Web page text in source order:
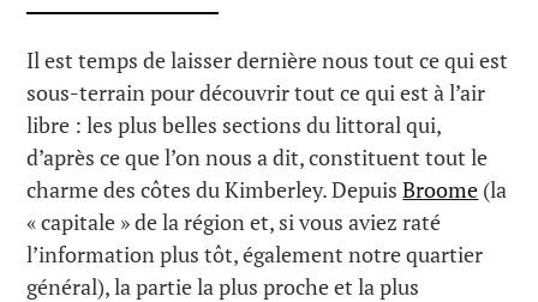
Il est temps de laisser dernière nous tout ce qui est
sous-terrain pour découvrir tout ce qui est à l’air
libre : les plus belles sections du littoral qui,
d’après ce que l’on nous a dit, constituent tout le
charme des côtes du Kimberley. DepuisBroome (la
« capitale » de la région et, si vous aviez raté
l’information plus tôt, également notre quartier
général), la partie la plus proche et la plus